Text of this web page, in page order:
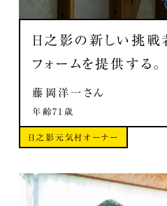
日之影の新しい挑戦
フォームを提供する。
藤岡洋一さん
年齢71歳
日之影元気村オーナー